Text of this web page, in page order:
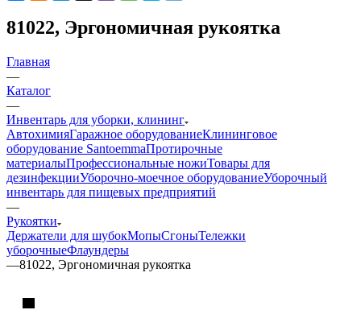
81022, Эргономичная рукоятка
Главная
—
Каталог
—
Инвентарь для уборки, клининг
АвтохимияГаражное оборудованиеКлининговое
оборудование SantoemmaПротирочные
материалыПрофессиональные ножиТовары для
дезинфекцииУборочно-моечное оборудованиеУборочный
инвентарь для пищевых предприятий
—
Рукоятки
Держатели для шубокМопыСгоныТележки
уборочныеФлаундеры
—81022, Эргономичная рукоятка